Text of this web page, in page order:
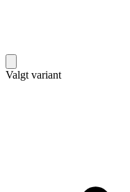
Valgt variant